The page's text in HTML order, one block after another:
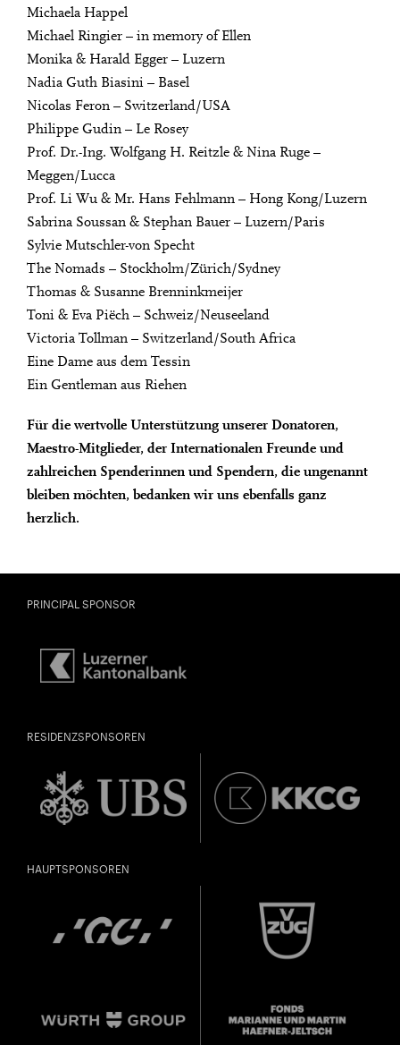
Michaela Happel
Michael Ringier – in memory of Ellen
Monika & Harald Egger – Luzern
Nadia Guth Biasini – Basel
Nicolas Feron – Switzerland/USA
Philippe Gudin – Le Rosey
Prof. Dr.-Ing. Wolfgang H. Reitzle & Nina Ruge –
Meggen/Lucca
Prof. Li Wu & Mr. Hans Fehlmann – Hong Kong/Luzern
Sabrina Soussan & Stephan Bauer – Luzern/Paris
Sylvie Mutschler-von Specht
The Nomads – Stockholm/Zürich/Sydney
Thomas & Susanne Brenninkmeijer
Toni & Eva Piëch – Schweiz/Neuseeland
Victoria Tollman – Switzerland/South Africa
Eine Dame aus dem Tessin
Ein Gentleman aus Riehen
Für die wertvolle Unterstützung unserer Donatoren,
Maestro-Mitglieder, der Internationalen Freunde und
zahlreichen Spenderinnen und Spendern, die ungenannt
bleiben möchten, bedanken wir uns ebenfalls ganz
herzlich.
PRINCIPAL SPONSOR
RESIDENZSPONSOREN
HAUPTSPONSOREN